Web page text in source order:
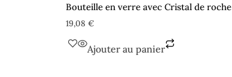
Bouteille en verre avec Cristal de roche
19,08 €
Ajouter au panier